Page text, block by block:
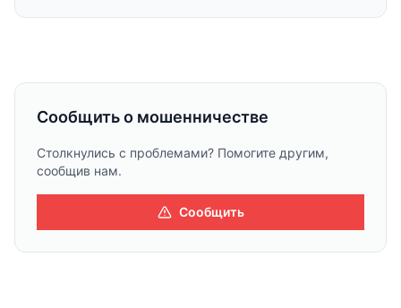
Сообщить о мошенничестве
Столкнулись с проблемами? Помогите другим,
сообщив нам.
Сообщить